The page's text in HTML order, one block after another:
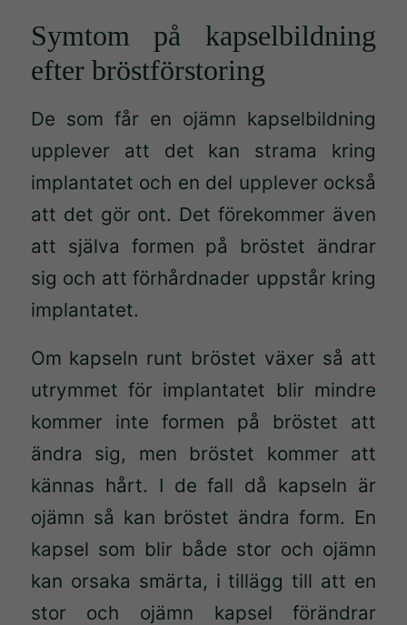
Symtom på kapselbildning
efter bröstförstoring
De som får en ojämn kapselbildning
upplever att det kan strama kring
implantatet och en del upplever också
att det gör ont. Det förekommer även
att själva formen på bröstet ändrar
sig och att förhårdnader uppstår kring
implantatet.
Om kapseln runt bröstet växer så att
utrymmet för implantatet blir mindre
kommer inte formen på bröstet att
ändra sig, men bröstet kommer att
kännas hårt. I de fall då kapseln är
ojämn så kan bröstet ändra form. En
kapsel som blir både stor och ojämn
kan orsaka smärta, i tillägg till att en
stor och ojämn kapsel förändrar